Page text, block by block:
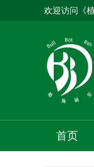
欢迎访问《
首页